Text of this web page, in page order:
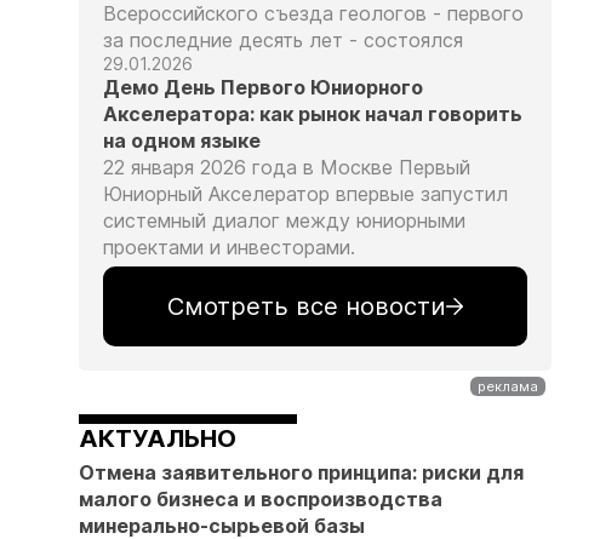
Всероссийского съезда геологов - первого
за последние десять лет - состоялся
29.01.2026
Демо День Первого Юниорного
Акселератора: как рынок начал говорить
на одном языке
22 января 2026 года в Москве Первый
Юниорный Акселератор впервые запустил
системный диалог между юниорными
проектами и инвесторами.
Смотреть все новости
АКТУАЛЬНО
Отмена заявительного принципа: риски для
малого бизнеса и воспроизводства
минерально-сырьевой базы